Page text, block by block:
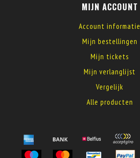
MIJN ACCOUNT
Account informatie
Mijn bestellingen
Mijn tickets
Mijn verlanglijst
Vergelijk
Alle producten